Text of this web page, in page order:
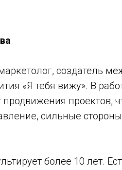
создатель
«Я тебя вижу». В
проектов,
сильные
более 10 лет.